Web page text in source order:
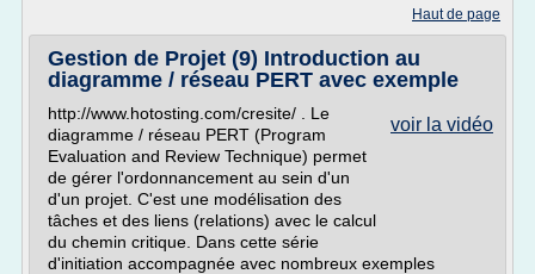
Haut de page
Gestion de Projet (9) Introduction au
diagramme / réseau PERT avec exemple
voir la vidéo
http://www.hotosting.com/cresite/ . Le
diagramme / réseau PERT (Program
Evaluation and Review Technique) permet
de gérer l'ordonnancement au sein d'un
d'un projet. C'est une modélisation des
tâches et des liens (relations) avec le calcul
du chemin critique. Dans cette série
d'initiation accompagnée avec nombreux exemples